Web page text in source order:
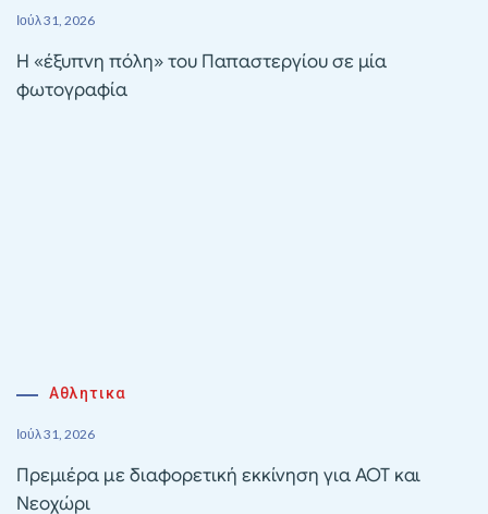
Ιούλ 31, 2026
Η «έξυπνη πόλη» του Παπαστεργίου σε μία
φωτογραφία
Αθλητικα
Ιούλ 31, 2026
Πρεμιέρα με διαφορετική εκκίνηση για ΑΟΤ και
Νεοχώρι